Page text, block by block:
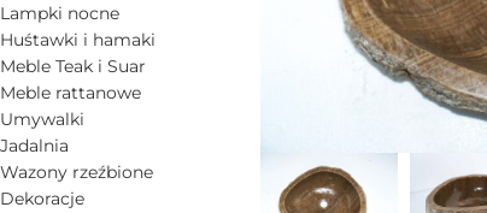
Lampki nocne
Huśtawki i hamaki
Meble Teak i Suar
Meble rattanowe
Umywalki
Jadalnia
Wazony rzeźbione
Dekoracje